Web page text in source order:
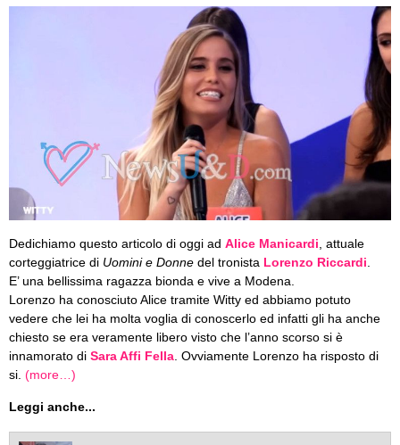
Dedichiamo questo articolo di oggi ad Alice Manicardi , attuale
corteggiatrice di Uomini e Donne del tronista Lorenzo Riccardi
E’ una bellissima ragazza bionda e vive a Modena.
Lorenzo ha conosciuto Alice tramite Witty ed abbiamo potuto
vedere che lei ha molta voglia di conoscerlo ed infatti gli ha anche
chiesto se era veramente libero visto che l’anno scorso si è
innamorato di Sara Affi Fella . Ovviamente Lorenzo ha risposto di
si. (more…)
Leggi anche...